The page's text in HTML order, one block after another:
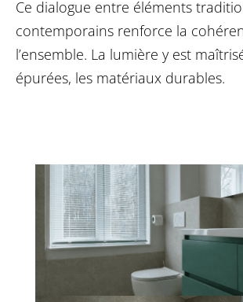
Ce dialogue entre éléments
contemporains renforce la
l’ensemble. La lumière y est
épurées, les matériaux durables.